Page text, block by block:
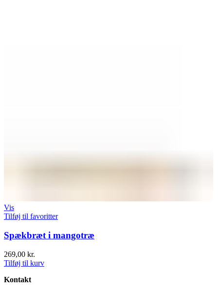
Vis
Tilføj til favoritter
Spækbræt i mangotræ
269,00 kr.
Tilføj til kurv
Kontakt